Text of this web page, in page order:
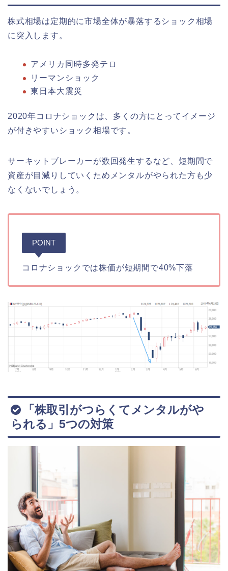
株式相場は定期的に市場全体が暴落するショック相場
に突入します。
アメリカ同時多発テロ
リーマンショック
東日本大震災
2020年コロナショックは、多くの方にとってイメージ
が付きやすいショック相場です。
サーキットブレーカーが数回発生するなど、短期間で
資産が目減りしていくためメンタルがやられた方も少
なくないでしょう。
POINT
コロナショックでは株価が短期間で40%下落
「株取引がつらくてメンタルがや
られる」5つの対策